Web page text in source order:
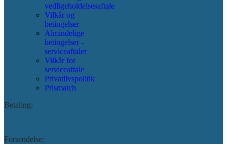
vedligeholdelsesaftale
Vilkår og
betingelser
Almindelige
betingelser -
serviceaftaler
Vilkår for
serviceaftale
Privatlivspolitik
Prismatch
Betaling:
Forsendelse: